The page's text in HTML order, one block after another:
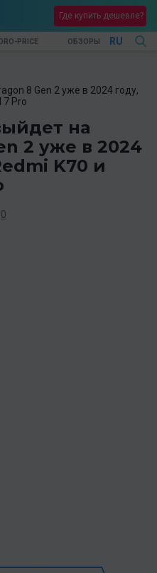
Где купить дешевле?
PRICE ОБЗОРЫ RU
8 Gen 2 уже в 2024 году,
7 Pro
на
2 уже в 2024
K70 и
0